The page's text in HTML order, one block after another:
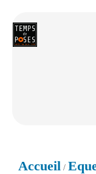
Accueil /